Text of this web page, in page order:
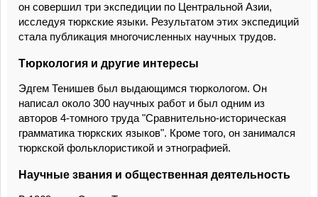
он совершил три экспедиции по Центральной Азии,
исследуя тюркские языки. Результатом этих экспедиций
стала публикация многочисленных научных трудов.
Тюркология и другие интересы
Эдгем Тенишев был выдающимся тюркологом. Он
написал около 300 научных работ и был одним из
авторов 4-томного труда "Сравнительно-историческая
грамматика тюркских языков". Кроме того, он занимался
тюркской фольклористикой и этнографией.
Научные звания и общественная деятельность